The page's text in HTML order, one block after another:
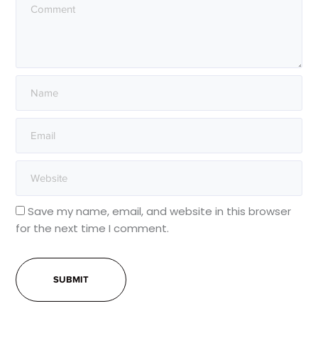
Save my name, email, and website in this browser
for the next time I comment.